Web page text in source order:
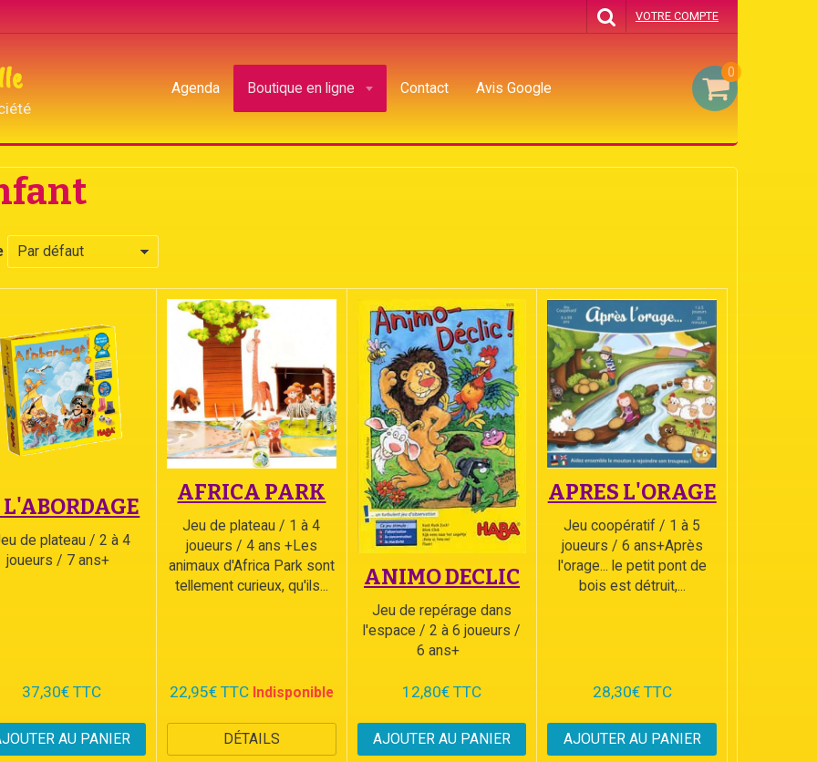
Agenda Boutique en ligne Contact Avis Google
0
VOTRE COMPTE
de plateau / 2 à 4
joueurs / 7 ans+
37,30€ TTC
AU PANIER
AFRICA PARK
Jeu de plateau / 1 à 4
joueurs / 4 ans +Les
animaux d'Africa Park sont
tellement curieux, qu'ils...
22,95€ TTC Indisponible
DÉTAILS
ANIMO DECLIC
Jeu de repérage dans
l'espace / 2 à 6 joueurs /
6 ans+
12,80€ TTC
AJOUTER AU PANIER
APRES L'ORAGE
Jeu coopératif / 1 à 5
joueurs / 6 ans+Après
l'orage... le petit pont de
bois est détruit,...
28,30€ TTC
AJOUTER AU PANIER